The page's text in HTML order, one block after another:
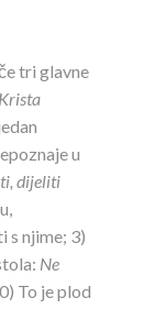
tri glavne
u
dijeliti
s njime; 3)
Ne
To je plod